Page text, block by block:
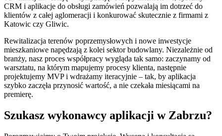
CRM i aplikacje do obsługi zamówień pozwalają im dotrzeć do
klientów z całej aglomeracji i konkurować skutecznie z firmami z
Katowic czy Gliwic.
Rewitalizacja terenów poprzemysłowych i nowe inwestycje
mieszkaniowe napędzają z kolei sektor budowlany. Niezależnie od
branży, nasz proces współpracy wygląda tak samo: zaczynamy od
warsztatu, na którym mapujemy procesy klienta, następnie
projektujemy MVP i wdrażamy iteracyjnie – tak, by aplikacja
szybko zaczęła przynosić wartość, a nie czekała miesiącami na
premierę.
Szukasz wykonawcy aplikacji w Zabrzu?